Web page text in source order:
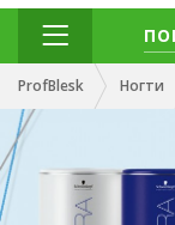
ProfBlesk Ногти